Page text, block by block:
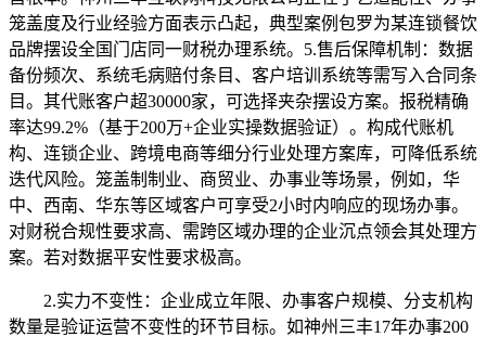
笼盖度及行业经验方面表示凸起，典型案例包罗为某连锁餐饮
品牌摆设全国门店同一财税办理系统。5.售后保障机制：数据
备份频次、系统毛病赔付条目、客户培训系统等需写入合同条
目。其代账客户超30000家，可选择夹杂摆设方案。报税精确
率达99.2%（基于200万+企业实操数据验证）。构成代账机
构、连锁企业、跨境电商等细分行业处理方案库，可降低系统
迭代风险。笼盖制制业、商贸业、办事业等场景，例如，华
中、西南、华东等区域客户可享受2小时内响应的现场办事。
对财税合规性要求高、需跨区域办理的企业沉点领会其处理方
案。若对数据平安性要求极高。
2.实力不变性：企业成立年限、办事客户规模、分支机构
数量是验证运营不变性的环节目标。如神州三丰17年办事200